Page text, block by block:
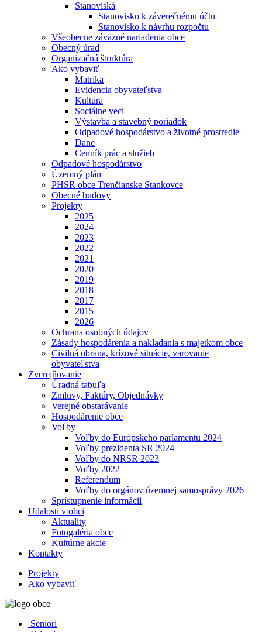
Stanoviská
Stanovisko k záverečnému účtu
Stanovisko k návrhu rozpočtu
Všeobecne záväzné nariadenia obce
Obecný úrad
Organizačná štruktúra
Ako vybaviť
Matrika
Evidencia obyvateľstva
Kultúra
Sociálne veci
Výstavba a stavebný poriadok
Odpadové hospodárstvo a životné prostredie
Dane
Cenník prác a služieb
Odpadové hospodárstvo
Územný plán
PHSR obce Trenčianske Stankovce
Obecné budovy
Projekty
2025
2024
2023
2022
2021
2020
2019
2018
2017
2015
2026
Ochrana osobných údajov
Zásady hospodárenia a nakladania s majetkom obce
Civilná obrana, krízové situácie, varovanie
obyvateľstva
Zverejňovanie
Úradná tabuľa
Zmluvy, Faktúry, Objednávky
Verejné obstarávanie
Hospodárenie obce
Voľby
Voľby do Európskeho parlamentu 2024
Voľby prezidenta SR 2024
Voľby do NRSR 2023
Voľby 2022
Referendum
Voľby do orgánov územnej samosprávy 2026
Sprístupnenie informácii
Udalosti v obci
Aktuality
Fotogaléria obce
Kultúrne akcie
Kontakty
Projekty
Ako vybaviť
Seniori